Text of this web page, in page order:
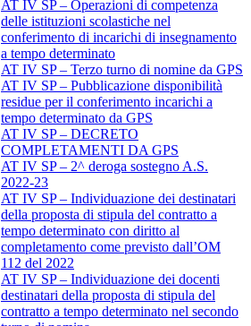
AT IV SP – Operazioni di competenza
delle istituzioni scolastiche nel
conferimento di incarichi di insegnamento
a tempo determinato
AT IV SP – Terzo turno di nomine da GPS
AT IV SP – Pubblicazione disponibilità
residue per il conferimento incarichi a
tempo determinato da GPS
AT IV SP – DECRETO
COMPLETAMENTI DA GPS
AT IV SP – 2^ deroga sostegno A.S.
2022-23
AT IV SP – Individuazione dei destinatari
della proposta di stipula del contratto a
tempo determinato con diritto al
completamento come previsto dall’OM
112 del 2022
AT IV SP – Individuazione dei docenti
destinatari della proposta di stipula del
contratto a tempo determinato nel secondo